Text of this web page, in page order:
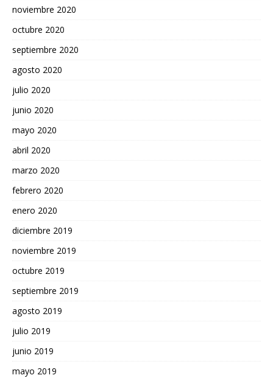
noviembre 2020
octubre 2020
septiembre 2020
agosto 2020
julio 2020
junio 2020
mayo 2020
abril 2020
marzo 2020
febrero 2020
enero 2020
diciembre 2019
noviembre 2019
octubre 2019
septiembre 2019
agosto 2019
julio 2019
junio 2019
mayo 2019